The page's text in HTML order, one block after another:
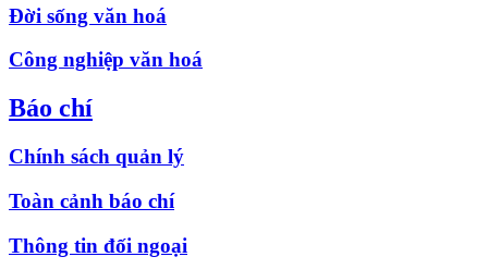
Đời sống văn hoá
Công nghiệp văn hoá
Báo chí
Chính sách quản lý
Toàn cảnh báo chí
Thông tin đối ngoại